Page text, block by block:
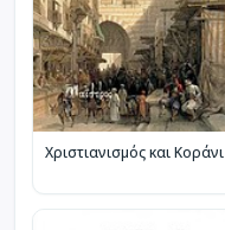
Χριστιανισμός και Κοράνι